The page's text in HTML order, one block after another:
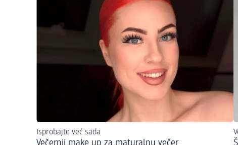
Isprobajte već sada
Večernji make up za maturalnu večer